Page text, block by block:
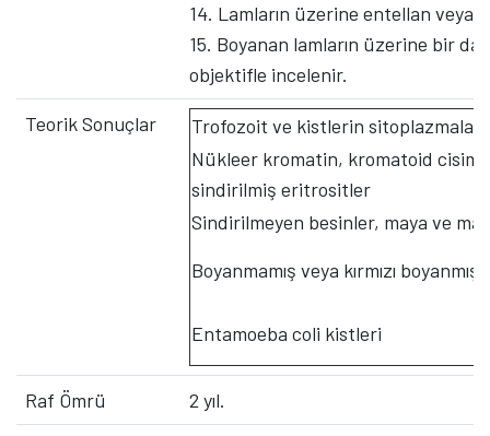
14. Lamların üzerine entellan veya
15. Boyanan lamların üzerine bir
objektifle incelenir.
Teorik Sonuçlar
Trofozoit ve kistlerin sitoplazmaları
Nükleer kromatin, kromatoid
sindirilmiş eritrositler
Sindirilmeyen besinler, maya ve
Boyanmamış veya kırmızı
Entamoeba coli kistleri
Raf Ömrü 2 yıl.